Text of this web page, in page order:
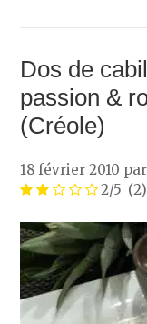
Dos de
passion &
(Créole)
18 février 2010 par
2/5 (2)